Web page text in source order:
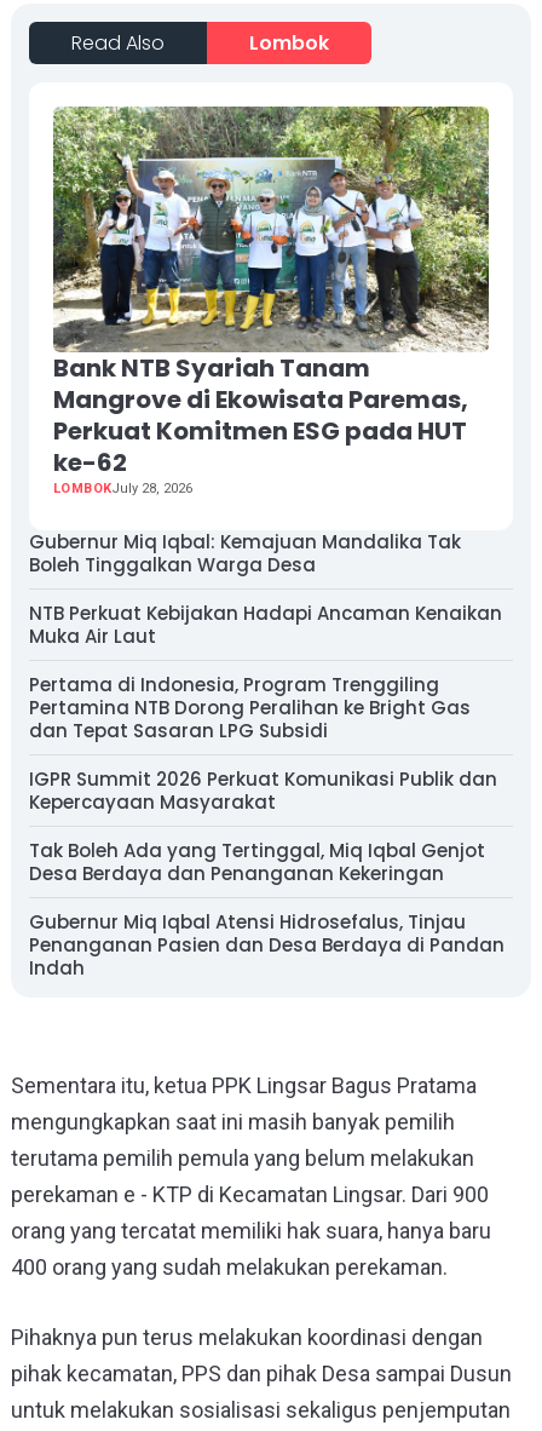
Read Also Lombok
Bank NTB Syariah Tanam
Mangrove di Ekowisata Paremas,
Perkuat Komitmen ESG pada HUT
ke-62
LOMBOKJuly 28, 2026
Gubernur Miq Iqbal: Kemajuan Mandalika Tak
Boleh Tinggalkan Warga Desa
NTB Perkuat Kebijakan Hadapi Ancaman Kenaikan
Muka Air Laut
Pertama di Indonesia, Program Trenggiling
Pertamina NTB Dorong Peralihan ke Bright Gas
dan Tepat Sasaran LPG Subsidi
IGPR Summit 2026 Perkuat Komunikasi Publik dan
Kepercayaan Masyarakat
Tak Boleh Ada yang Tertinggal, Miq Iqbal Genjot
Desa Berdaya dan Penanganan Kekeringan
Gubernur Miq Iqbal Atensi Hidrosefalus, Tinjau
Penanganan Pasien dan Desa Berdaya di Pandan
Indah
Sementara itu, ketua PPK Lingsar Bagus Pratama
mengungkapkan saat ini masih banyak pemilih
terutama pemilih pemula yang belum melakukan
perekaman e - KTP di Kecamatan Lingsar. Dari 900
orang yang tercatat memiliki hak suara, hanya baru
400 orang yang sudah melakukan perekaman.
Pihaknya pun terus melakukan koordinasi dengan
pihak kecamatan, PPS dan pihak Desa sampai Dusun
untuk melakukan sosialisasi sekaligus penjemputan